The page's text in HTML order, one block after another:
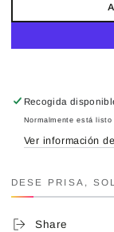
Recogida
Normalmente está listo
Ver información
DESE PRISA,
Share